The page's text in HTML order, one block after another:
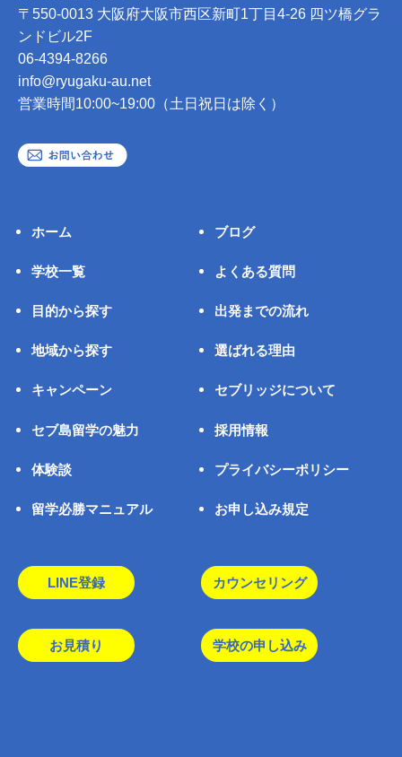
〒550-0013 大阪府大阪市西区新町1丁目4-26 四ツ橋グラ
ンドビル2F
06-4394-8266
info@ryugaku-au.net
営業時間10:00~19:00（土日祝日は除く）
ホーム
学校一覧
目的から探す
地域から探す
キャンペーン
セブ島留学の魅力
体験談
留学必勝マニュアル
ブログ
よくある質問
出発までの流れ
選ばれる理由
セブリッジについて
採用情報
プライバシーポリシー
お申し込み規定
LINE登録 カウンセリング
お見積り 学校の申し込み